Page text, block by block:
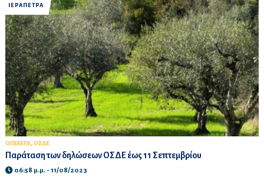
ΙΕΡΑΠΕΤΡΑ
ΟΠΕΚΕΠΕ, ΟΣΔΕ
Παράταση των δηλώσεων ΟΣΔΕ έως 11 Σεπτεμβρίου
06:58 μ.μ. - 11/08/2023